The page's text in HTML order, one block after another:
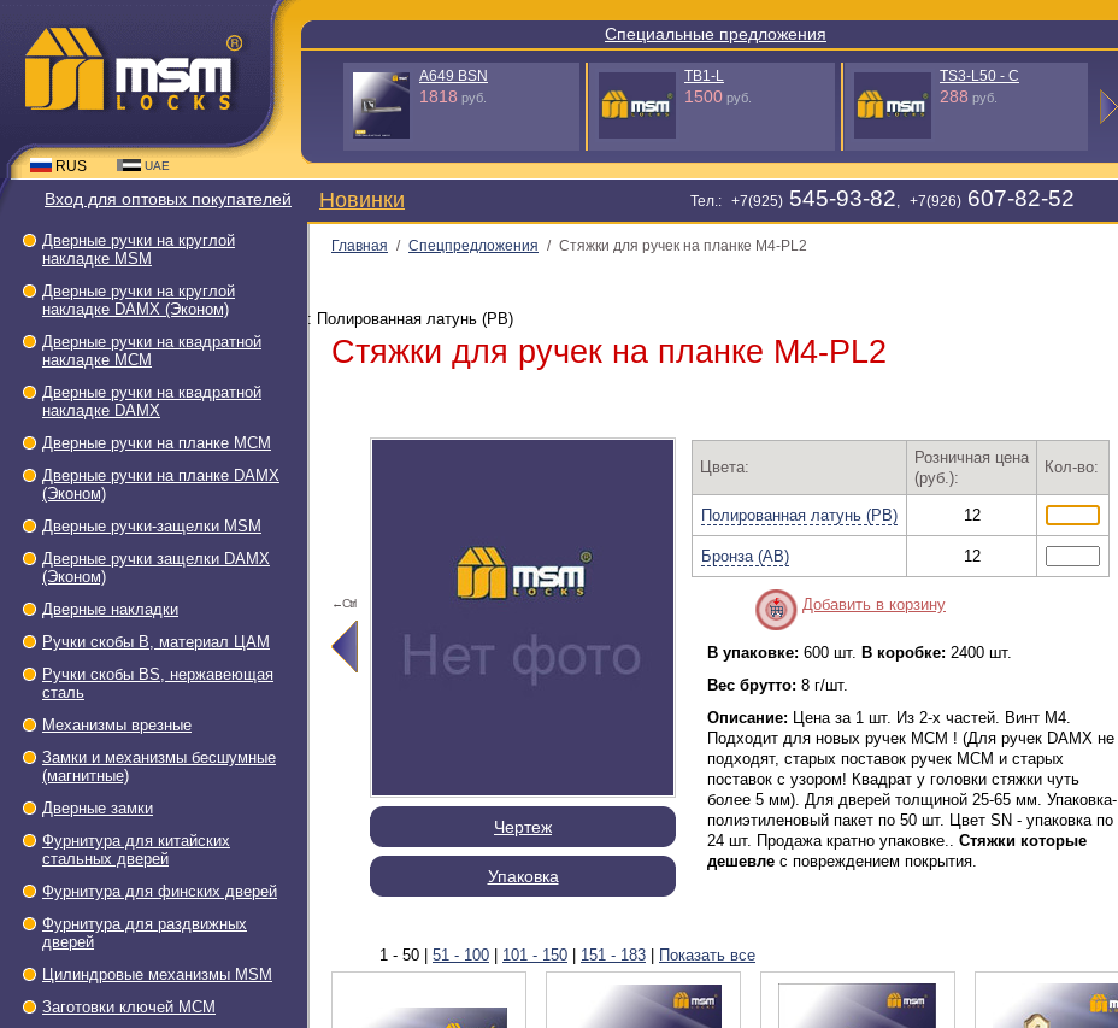
RUS UAE
Специальные предложения
TB1-L
1500 руб.
TS3-L50 - C
288руб.
TB1-L25 (пакет)
190руб.
Вход для оптовых покупателей
Дверные ручки на круглой
накладке МSМ
Дверные ручки на круглой
накладке DAMX (Эконом)
Дверные ручки на квадратной
накладке МСМ
Дверные ручки на квадратной
накладке DAMX
Дверные ручки на планке МСМ
Дверные ручки на планке DAMX
(Эконом)
Дверные ручки-защелки МSМ
Дверные ручки защелки DAMX
(Эконом)
Дверные накладки
Ручки скобы В, материал ЦАМ
Ручки скобы BS, нержавеющая
сталь
Механизмы врезные
Замки и механизмы бесшумные
(магнитные)
Дверные замки
Фурнитура для китайских
стальных дверей
Фурнитура для финских дверей
Фурнитура для раздвижных
дверей
Цилиндровые механизмы MSM
Заготовки ключей МСМ
Новинки Тел.: +7(925) 545-93-82, +7(926) 607-82-52
Главная / Спецпредложения / Стяжки для ручек на планке М4-PL2
: Полированная латунь (PB)
Стяжки для ручек на планке М4-PL2
←Ctrl
Чертеж
Упаковка
Цвета:
Розничная цена
(руб.):
Кол-во:
Полированная латунь (PB) 12
Бронза (AB) 12
Добавить в корзину
В упаковке: 600 шт. В коробке: 2400 шт.
Вес брутто: 8 г/шт.
Описание: Цена за 1 шт. Из 2-х частей. Винт М4.
Подходит для новых ручек МСМ ! (Для ручек DAMX не
подходят, старых поставок ручек МСМ и старых
поставок с узором! Квадрат у головки стяжки чуть
более 5 мм). Для дверей толщиной 25-65 мм. Упаковка-
полиэтиленовый пакет по 50 шт. Цвет SN - упаковка по
24 шт. Продажа кратно упаковке.. Стяжки которые
дешевле с повреждением покрытия.
1 - 50 51 - 100 101 - 150 151 - 183 Показать все